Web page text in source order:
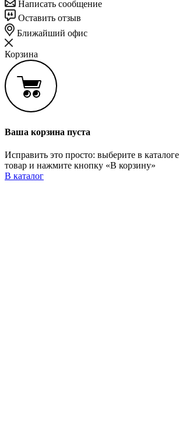
Написать сообщение
Оставить отзыв
Ближайший офис
Корзина
Ваша корзина пуста
Исправить это просто: выберите в
товар и нажмите кнопку «В корзину»
В каталог